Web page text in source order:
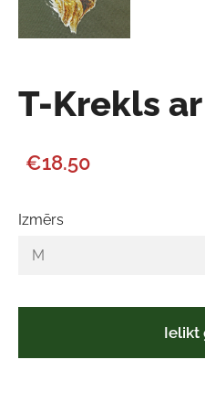
T-Krekls
€18.50
Izmērs
Ielikt